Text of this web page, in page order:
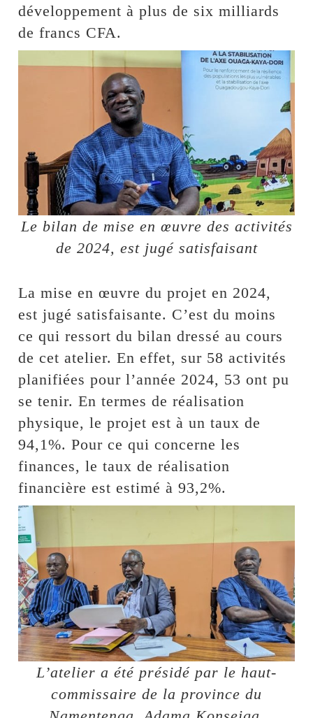
développement à plus de six milliards
de francs CFA.
Le bilan de mise en œuvre des activités
de 2024, est jugé satisfaisant
La mise en œuvre du projet en 2024,
est jugé satisfaisante. C’est du moins
ce qui ressort du bilan dressé au cours
de cet atelier. En effet, sur 58 activités
planifiées pour l’année 2024, 53 ont pu
se tenir. En termes de réalisation
physique, le projet est à un taux de
94,1%. Pour ce qui concerne les
finances, le taux de réalisation
financière est estimé à 93,2%.
L’atelier a été présidé par le haut-
commissaire de la province du